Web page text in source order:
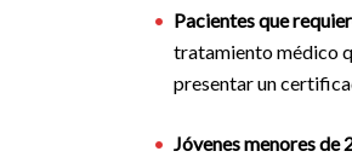
Pacientes que
tratamiento médico
presentar un
Jóvenes menores de